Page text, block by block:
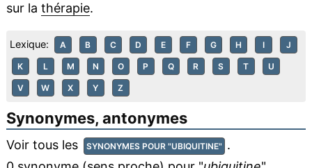
sur la thérapie.
Lexique: A B C D E F G H I J
K L M N O P Q R S T U
V W X Y Z
Synonymes, antonymes
Voir tous les SYNONYMES POUR "UBIQUITINE" .